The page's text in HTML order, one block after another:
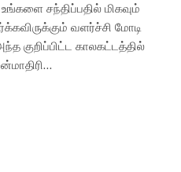
சந்திப்பதில் மிகவும்
வளர்ச்சி மோடி
குறிப்பிட்ட காலகட்டத்தில்